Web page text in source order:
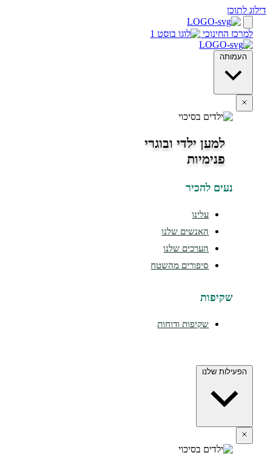
לתוכן
החינוכי
העמותה
למען ילדי ובוגרי
פנימיות
נעים להכיר
עלינו
האנשים שלנו
הערכים שלנו
סיפורים מהשטח
שקיפות
שקיפות ודוחות
הפעילות שלנו